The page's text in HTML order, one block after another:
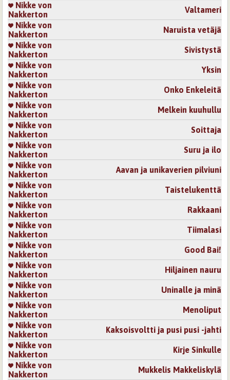
Nikke von
Nakkerton
Valtameri
Nikke von
Nakkerton
Naruista vetäjä
Nikke von
Nakkerton
Sivistystä
Nikke von
Nakkerton
Yksin
Nikke von
Nakkerton
Onko Enkeleitä
Nikke von
Nakkerton
Melkein kuuhullu
Nikke von
Nakkerton
Soittaja
Nikke von
Nakkerton
Suru ja ilo
Nikke von
Nakkerton
Aavan ja unikaverien pilviuni
Nikke von
Nakkerton
Taistelukenttä
Nikke von
Nakkerton
Rakkaani
Nikke von
Nakkerton
Tiimalasi
Nikke von
Nakkerton
Good Bai!
Nikke von
Nakkerton
Hiljainen nauru
Nikke von
Nakkerton
Uninalle ja minä
Nikke von
Nakkerton
Menoliput
Nikke von
Nakkerton
Kaksoisvoltti ja pusi pusi -jahti
Nikke von
Nakkerton
Kirje Sinkulle
Nikke von
Nakkerton
Mukkelis Makkeliskylä